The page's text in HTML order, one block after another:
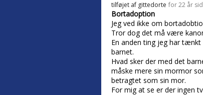
tilføjet af gittedorte for 22 år
Bortadoption
Jeg ved ikke om
Tror dog det må være
En anden ting jeg har
barnet.
Hvad sker der med det
måske mere sin mormor
betragtet som sin mor.
For mig at se er der ingen